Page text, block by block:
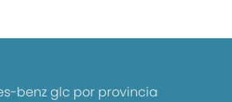
benz glc por provincia